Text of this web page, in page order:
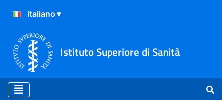
Istituto Superiore di Sanità